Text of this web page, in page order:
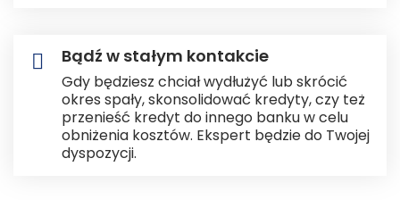
Bądź w stałym kontakcie
Gdy będziesz chciał wydłużyć lub skrócić
okres spały, skonsolidować kredyty, czy też
przenieść kredyt do innego banku w celu
obniżenia kosztów. Ekspert będzie do Twojej
dyspozycji.